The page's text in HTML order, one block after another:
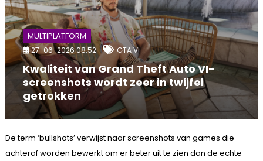
MULTIPLATFORM
27-06-2026 08:52 GTA VI
Kwaliteit van Grand Theft Auto VI-
screenshots wordt zeer in twijfel
getrokken
De term ‘bullshots’ verwijst naar screenshots van games die
achteraf worden bewerkt om er beter uit te zien dan de echte